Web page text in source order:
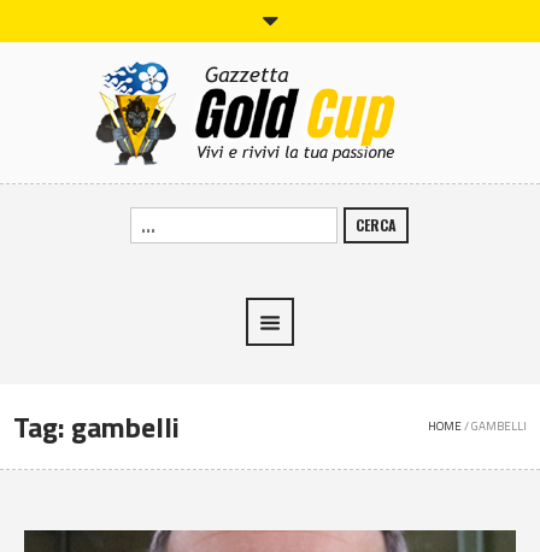
CERCA
Tag:gambelli HOME/GAMBELLI